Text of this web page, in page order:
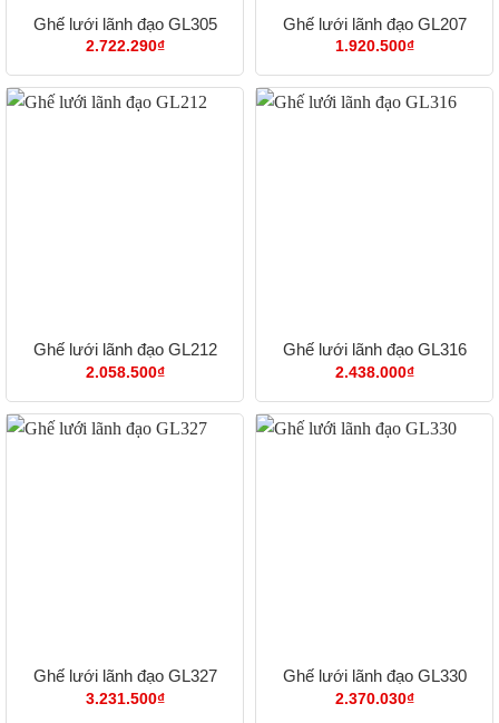
Ghế lưới lãnh đạo GL305
2.722.290₫
Ghế lưới lãnh đạo GL207
1.920.500₫
Ghế lưới lãnh đạo GL212
2.058.500₫
Ghế lưới lãnh đạo GL316
2.438.000₫
Ghế lưới lãnh đạo GL327
3.231.500₫
Ghế lưới lãnh đạo GL330
2.370.030₫